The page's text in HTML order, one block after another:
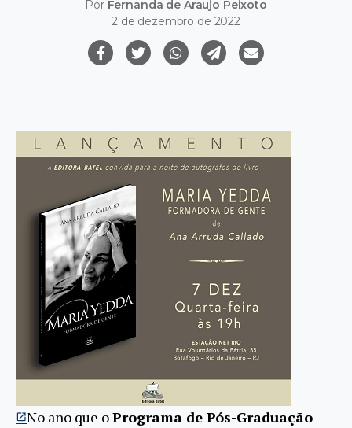
Por Fernanda de Araujo Peixoto
2 de dezembro de 2022
No ano que oPrograma de Pós-Graduação